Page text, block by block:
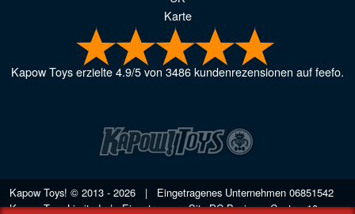
Karte
Kapow Toyserzielte4.9/5von 3486kundenrezensionen auf feefo.
Kapow Toys! © 2013 - 2026 | Eingetragenes Unternehmen 06851542
Kapow Toys Limited | Eingetragener Sitz DC Business Centre, 10